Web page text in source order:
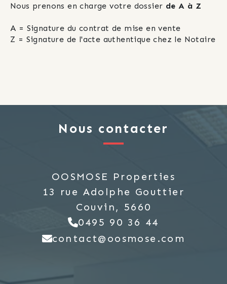
Nous prenons en charge votre dossier de A à Z
A = Signature du contrat de mise en vente
Z = Signature de l'acte authentique chez le Notaire
Nous contacter
OOSMOSE Properties
13 rue Adolphe Gouttier
Couvin, 5660
0495 90 36 44
contact@oosmose.com